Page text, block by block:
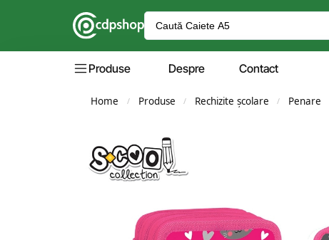
Produse Despre Contact
Home / Produse / Rechizite școlare / Penare